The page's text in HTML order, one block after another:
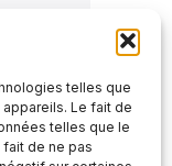
telles que
Le fait de
telles que le
de ne pas
nos